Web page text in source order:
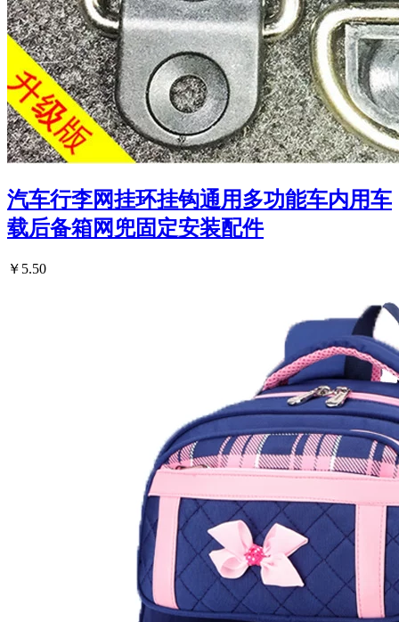
汽车行李网挂环挂钩通用多功能车内用车
载后备箱网兜固定安装配件
￥5.50